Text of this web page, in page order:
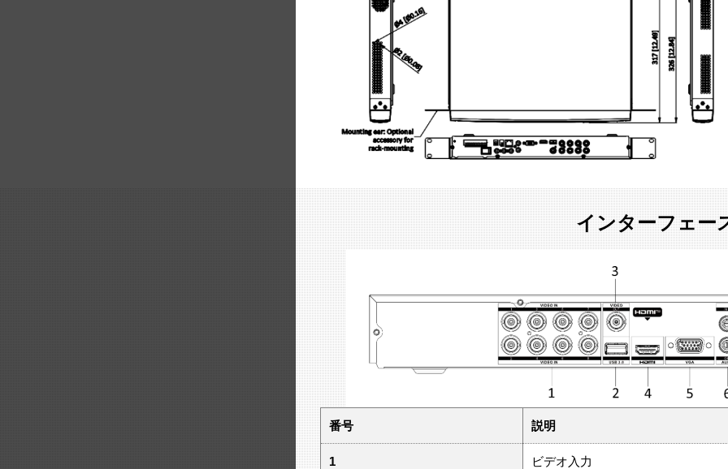
インターフェー
番号 説明
1 ビデオ入力